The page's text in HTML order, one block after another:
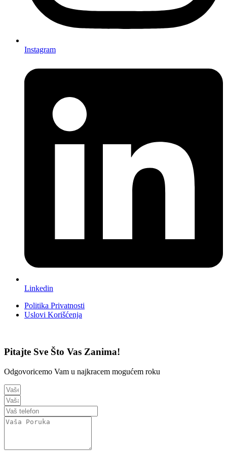
Instagram
Linkedin
Politika Privatnosti
Uslovi Korišćenja
Pitajte Sve Što Vas Zanima!
Odgovoricemo Vam u najkracem mogućem roku